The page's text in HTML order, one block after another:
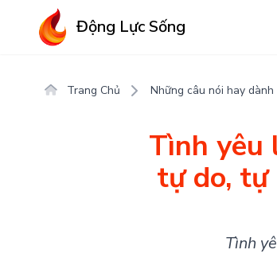
Động Lực Sống
Trang Chủ Những câu nói hay
Tình yêu
tự do, tự
Tình